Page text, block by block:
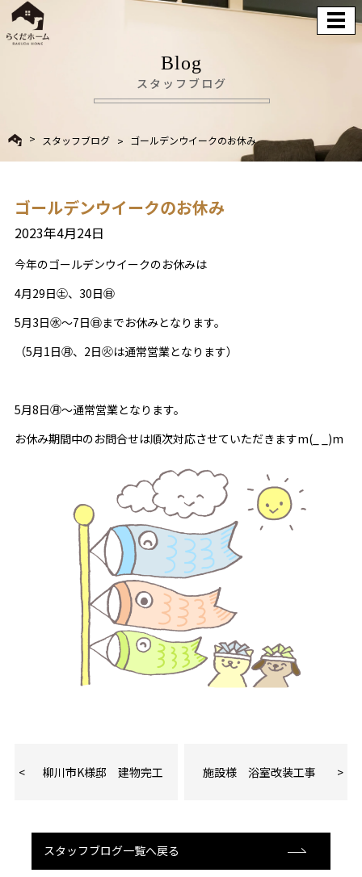
Blog
スタッフブログ
スタッフブログ ゴールデンウイークのお休み
ゴールデンウイークのお休み
2023年4月24日
今年のゴールデンウイークのお休みは
4月29日㊏、30日㊐
5月3日㊌～7日㊐までお休みとなります。
（5月1日㊊、2日㊋は通常営業となります）
5月8日㊊～通常営業となります。
お休み期間中のお問合せは順次対応させていただきますm(_ _)m
柳川市K様邸 建物完工 施設様 浴室改装工事
スタッフブログ一覧へ戻る